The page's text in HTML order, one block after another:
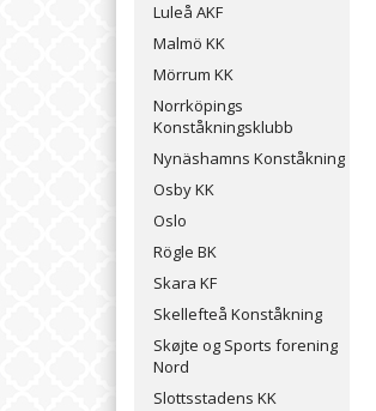
Luleå AKF
Malmö KK
Mörrum KK
Norrköpings
Konståkningsklubb
Nynäshamns Konståkning
Osby KK
Oslo
Rögle BK
Skara KF
Skellefteå Konståkning
Skøjte og Sports forening
Nord
Slottsstadens KK